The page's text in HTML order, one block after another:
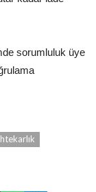
sorumluluk üye